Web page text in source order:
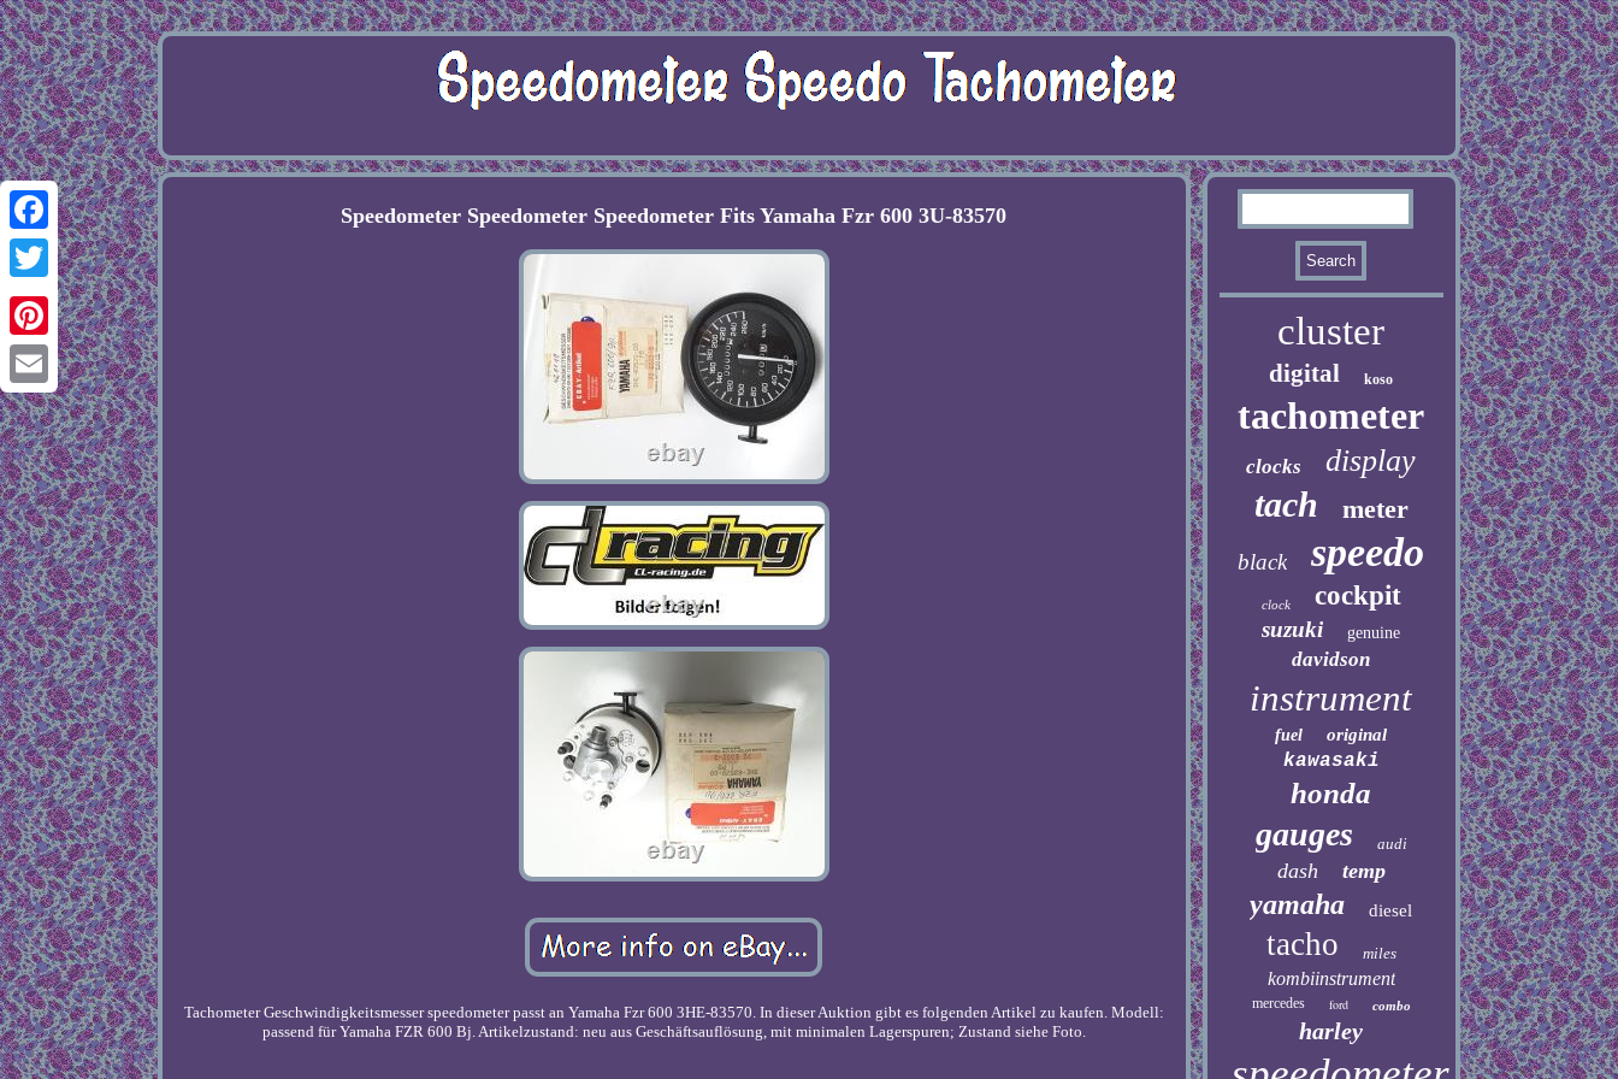
Facebook
Twitter
Pinterest
Email
Speedometer Speedometer Speedometer Fits Yamaha Fzr 600 3U-83570
Tachometer Geschwindigkeitsmesser speedometer passt an Yamaha Fzr 600 3HE-83570. In dieser Auktion gibt es folgenden Artikel zu kaufen. Modell:
passend für Yamaha FZR 600 Bj. Artikelzustand: neu aus Geschäftsauflösung, mit minimalen Lagerspuren; Zustand siehe Foto.
cluster
digital koso
tachometer
clocks display
tach meter
black speedo
clock cockpit
suzuki genuine
davidson
instrument
fuel original
kawasaki
honda
gauges audi
dash temp
yamaha diesel
tacho miles
kombiinstrument
mercedes ford combo
harley